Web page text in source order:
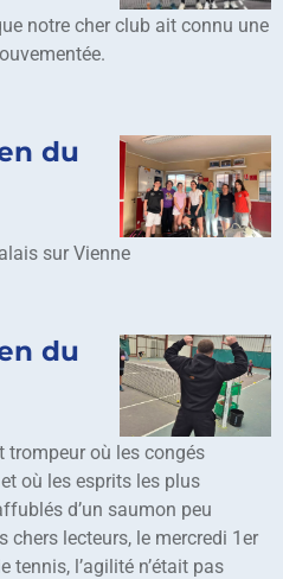
notre cher club ait connu une
du
sur Vienne
du
trompeur où les congés
où les esprits les plus
d’un saumon peu
chers lecteurs, le mercredi 1er
tennis, l’agilité n’était pas